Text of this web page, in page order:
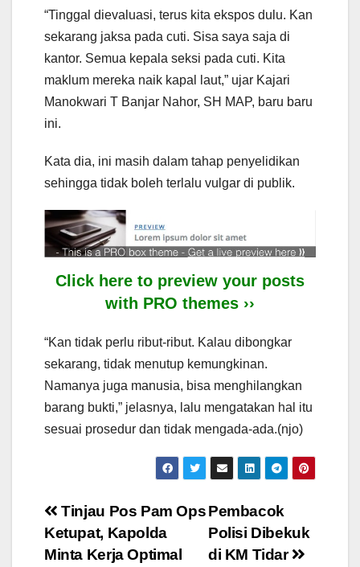
“Tinggal dievaluasi, terus kita ekspos dulu. Kan
sekarang jaksa pada cuti. Sisa saya saja di
kantor. Semua kepala seksi pada cuti. Kita
maklum mereka naik kapal laut,” ujar Kajari
Manokwari T Banjar Nahor, SH MAP, baru baru
ini.
Kata dia, ini masih dalam tahap penyelidikan
sehingga tidak boleh terlalu vulgar di publik.
Click here to preview your posts
with PRO themes ››
“Kan tidak perlu ribut-ribut. Kalau dibongkar
sekarang, tidak menutup kemungkinan.
Namanya juga manusia, bisa menghilangkan
barang bukti,” jelasnya, lalu mengatakan hal itu
sesuai prosedur dan tidak mengada-ada.(njo)
Post
navigation
Pembacok
Polisi Dibekuk
di KM Tidar
Tinjau Pos Pam Ops
Ketupat, Kapolda
Minta Kerja Optimal